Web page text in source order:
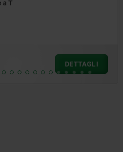
da
più le